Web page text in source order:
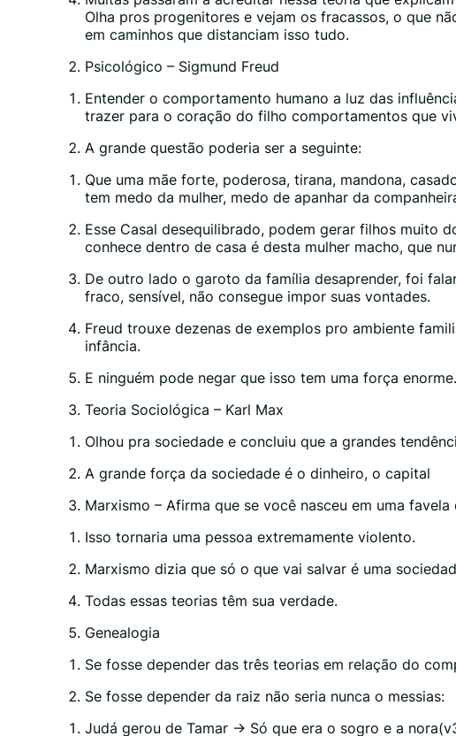
Olha pros progenitores e vejam os fracassos, o que
em caminhos que distanciam isso tudo.
Psicológico – Sigmund Freud
Entender o comportamento humano a luz das
trazer para o coração do filho comportamentos que
A grande questão poderia ser a seguinte:
Que uma mãe forte, poderosa, tirana, mandona,
tem medo da mulher, medo de apanhar da
Esse Casal desequilibrado, podem gerar filhos muito
conhece dentro de casa é desta mulher macho, que
De outro lado o garoto da família desaprender, foi
fraco, sensível, não consegue impor suas vontades.
Freud trouxe dezenas de exemplos pro ambiente
infância.
E ninguém pode negar que isso tem uma força enorme.
Teoria Sociológica – Karl Max
Olhou pra sociedade e concluiu que a grandes
A grande força da sociedade é o dinheiro, o capital
Marxismo – Afirma que se você nasceu em uma
Isso tornaria uma pessoa extremamente violento.
Marxismo dizia que só o que vai salvar é uma
Todas essas teorias têm sua verdade.
Genealogia
Se fosse depender das três teorias em relação do
Se fosse depender da raiz não seria nunca o messias:
Judá gerou de Tamar -> Só que era o sogro e a